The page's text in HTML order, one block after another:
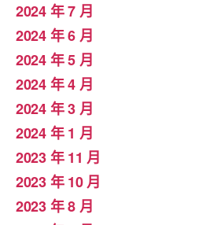
2024 年 7 月
2024 年 6 月
2024 年 5 月
2024 年 4 月
2024 年 3 月
2024 年 1 月
2023 年 11 月
2023 年 10 月
2023 年 8 月